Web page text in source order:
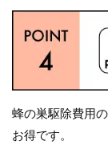
蜂の巣駆除費用
お得です。